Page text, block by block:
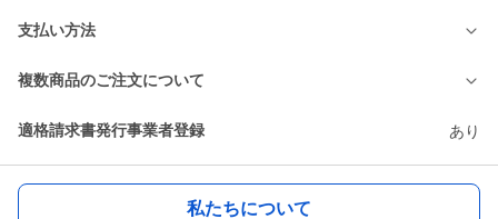
支払い方法
複数商品のご注文について
適格請求書発行事業者登録 あり
私たちについて